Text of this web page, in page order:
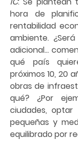
hora de
rentabilidad
ambiente.
adicional…
qué país
próximos 10, 20
obras de
qué? ¿Por
ciudades,
pequeñas y
equilibrado por